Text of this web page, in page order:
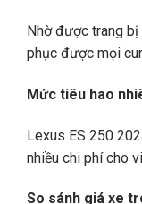
Nhờ được trang
phục được mọi
Mức tiêu hao
Lexus ES 250
nhiều chi phí cho
So sánh giá xe